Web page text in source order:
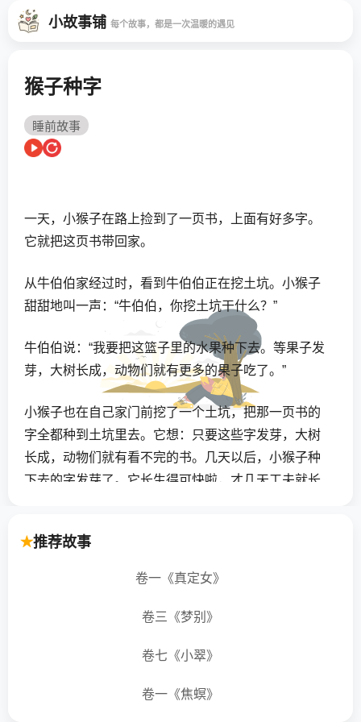
小故事铺 每个故事，都是一次温暖的遇见
猴子种字
睡前故事
一天，小猴子在路上捡到了一页书，上面有好多字。
它就把这页书带回家。
从牛伯伯家经过时，看到牛伯伯正在挖土坑。小猴子
甜甜地叫一声：“牛伯伯，你挖土坑干什么？”
牛伯伯说：“我要把这篮子里的水果种下去。等果子发
芽，大树长成，动物们就有更多的果子吃了。”
小猴子也在自己家门前挖了一个土坑，把那一页书的
字全都种到土坑里去。它想：只要这些字发芽，大树
长成，动物们就有看不完的书。几天以后，小猴子种
下去的字发芽了。它长生得可快啦，才几天工夫就长
黄色的。
开始连起来读，就是一个童话故事，再从另一片叶子
来，就有不同的故事。
小猴子搬张椅子出来，坐在字树下，一边听着小鸟唱
推荐故事
卷一《真定女》
卷三《梦别》
卷七《小翠》
卷一《焦螟》